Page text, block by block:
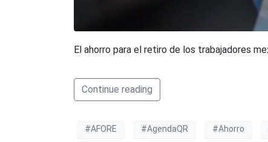
El ahorro para el retiro de los trabajadores
Continue reading
#AFORE #AgendaQR #Ahorro